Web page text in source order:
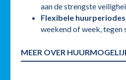
aan de strengste
Flexibele huurperiodes
weekend of week, tegen
MEER OVER